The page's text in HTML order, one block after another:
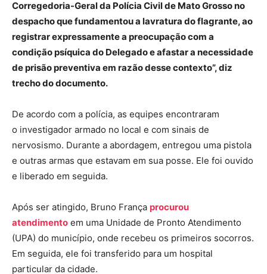
Corregedoria-Geral da Polícia Civil de Mato Grosso no
despacho que fundamentou a lavratura do flagrante, ao
registrar expressamente a preocupação com a
condição psíquica do Delegado e afastar a necessidade
de prisão preventiva em razão desse contexto”, diz
trecho do documento.
De acordo com a polícia, as equipes encontraram
o investigador armado no local e com sinais de
nervosismo. Durante a abordagem, entregou uma pistola
e outras armas que estavam em sua posse. Ele foi ouvido
e liberado em seguida.
Após ser atingido, Bruno França procurou
atendimento em uma Unidade de Pronto Atendimento
(UPA) do município, onde recebeu os primeiros socorros.
Em seguida, ele foi transferido para um hospital
particular da cidade.